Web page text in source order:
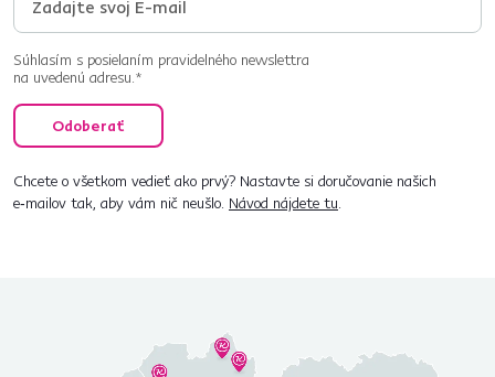
Súhlasím s posielaním pravidelného newslettra
na uvedenú adresu.*
Odoberať
Chcete o všetkom vedieť ako prvý? Nastavte si doručovanie našich
e‑mailov tak, aby vám nič neušlo. Návod nájdete tu.